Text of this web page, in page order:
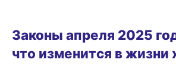
Законы апреля 2025
что изменится в жизни